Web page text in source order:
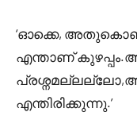
‘ഓക്കെ,
എന്താണ്
എന്തിരിക്കുന്നു.’